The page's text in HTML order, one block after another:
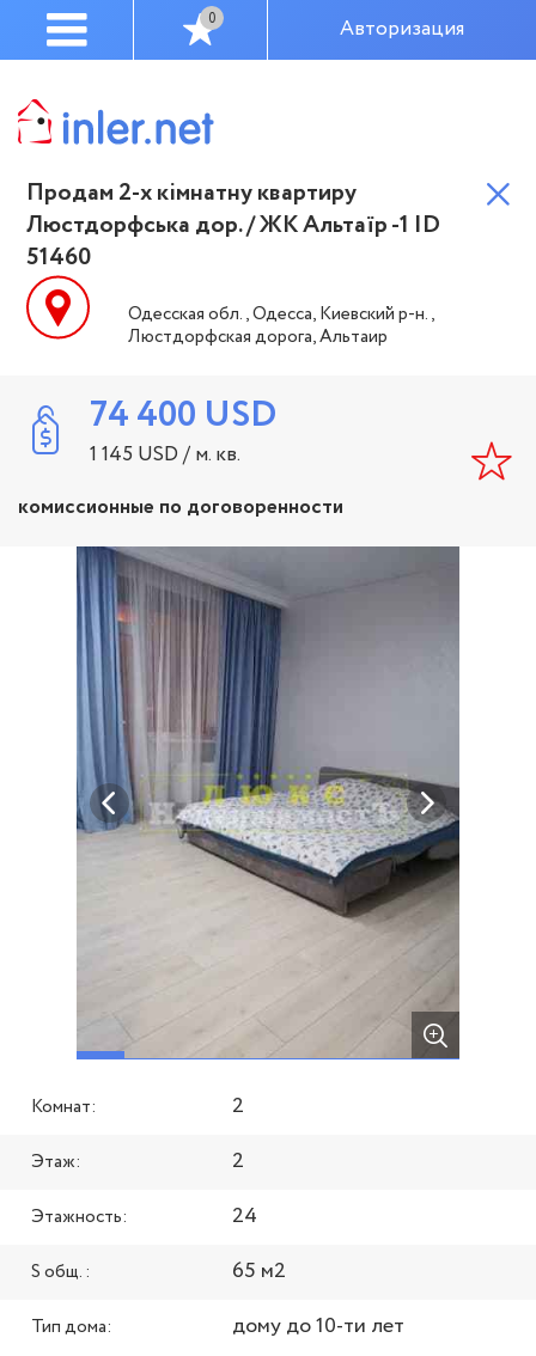
0 Авторизация
Продам 2-х кімнатну квартиру
Люстдорфська дор. / ЖК Альтаїр -1 ID
51460
Одесская обл., Одесса, Киевский р-н.,
Люстдорфская дорога, Альтаир
74 400 USD
1 145 USD/ м. кв.
комиссионные по договоренности
Комнат: 2
Этаж: 2
Этажность: 24
S общ. : 65 м2
Тип дома: дому до 10-ти лет